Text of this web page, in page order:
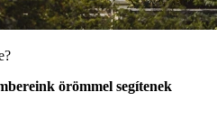
örömmel segítenek